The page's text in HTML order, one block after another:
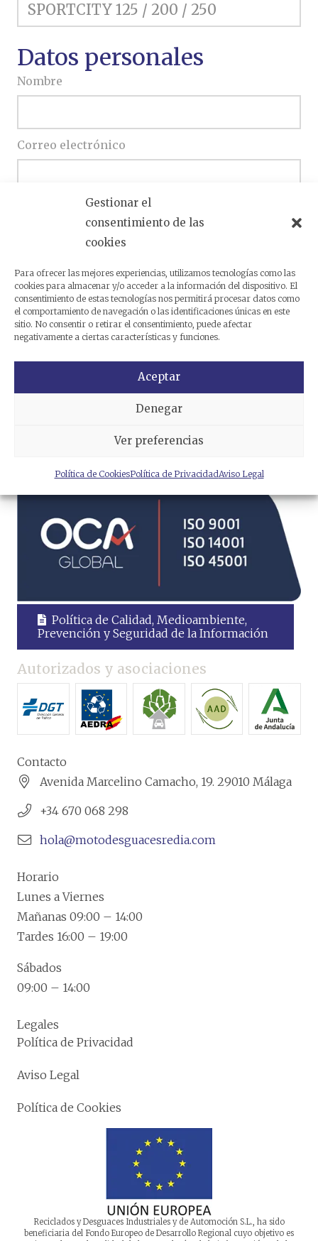
Gestionar el
consentimiento de las
cookies
Para ofrecer las mejores experiencias, utilizamos tecnologías como las
cookies para almacenar y/o acceder a la información del dispositivo. El
consentimiento de estas tecnologías nos permitirá procesar datos como
el comportamiento de navegación o las identificaciones únicas en este
sitio. No consentir o retirar el consentimiento, puede afectar
negativamente a ciertas características y funciones.
Aceptar
Denegar
Ver preferencias
Política de CookiesPolítica de PrivacidadAviso Legal
Datos personales
Nombre
Correo electrónico
Escriba si desea ampliar su consulta
He leído y acepto lapolítica
Política de Calidad, Medioambiente,
Prevención y Seguridad de la Información
Autorizados y asociaciones
Contacto
Avenida Marcelino Camacho, 19. 29010 Málaga
+34 670 068 298
hola@motodesguacesredia.com
Horario
Lunes a Viernes
Mañanas 09:00 – 14:00
Tardes 16:00 – 19:00
Sábados
09:00 – 14:00
Legales
Política de Privacidad
Aviso Legal
Política de Cookies
Reciclados y Desguaces Industriales y de Automoción S.L., ha sido
beneficiaria del Fondo Europeo de Desarrollo Regional cuyo objetivo es